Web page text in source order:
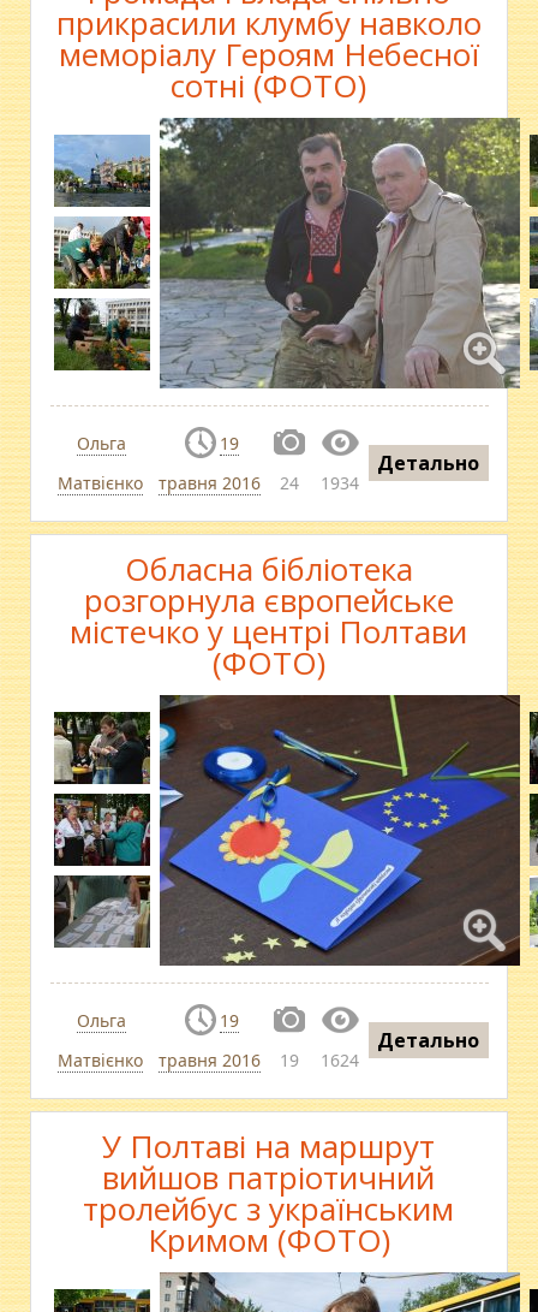
прикрасили клумбу навколо
меморіалу Героям Небесної
сотні (ФОТО)
Ольга
Матвієнко
19
травня 2016
24 1934
Детально
Обласна бібліотека
розгорнула європейське
містечко у центрі Полтави
(ФОТО)
Ольга
Матвієнко
19
травня 2016
19 1624
Детально
У Полтаві на маршрут
вийшов патріотичний
тролейбус з українським
Кримом (ФОТО)